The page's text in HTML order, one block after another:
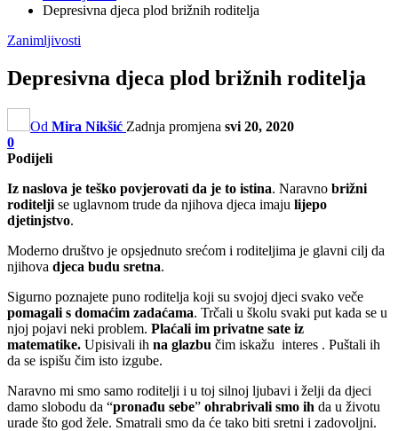
Depresivna djeca plod brižnih roditelja
Zanimljivosti
Depresivna djeca plod brižnih roditelja
Od Mira Nikšić Zadnja promjena svi 20, 2020
0
Podijeli
Iz naslova je teško povjerovati da je to istina. Naravno brižni
roditelji se uglavnom trude da njihova djeca imaju lijepo
djetinjstvo.
Moderno društvo je opsjednuto srećom i roditeljima je glavni cilj da
njihova djeca budu sretna.
Sigurno poznajete puno roditelja koji su svojoj djeci svako veče
pomagali s domaćim zadaćama. Trčali u školu svaki put kada se u
njoj pojavi neki problem. Plaćali im privatne sate iz
matematike. Upisivali ih na glazbu čim iskažu interes . Puštali ih
da se ispišu čim isto izgube.
Naravno mi smo samo roditelji i u toj silnoj ljubavi i želji da djeci
damo slobodu da “pronađu sebe” ohrabrivali smo ih da u životu
urade što god žele. Smatrali smo da će tako biti sretni i zadovoljni.